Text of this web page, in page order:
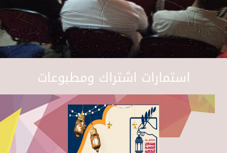
استمارات اشتراك ومطبوعات